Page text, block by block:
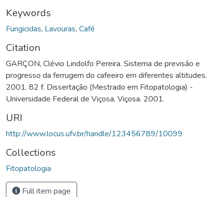
Keywords
Fungicidas, Lavouras, Café
Citation
GARÇON, Clévio Lindolfo Pereira. Sistema de previsão e
progresso da ferrugem do cafeeiro em diferentes altitudes.
2001. 82 f. Dissertação (Mestrado em Fitopatologia) -
Universidade Federal de Viçosa, Viçosa. 2001.
URI
http://www.locus.ufv.br/handle/123456789/10099
Collections
Fitopatologia
Full item page